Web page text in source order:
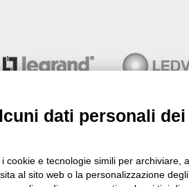
2013-2026 Stock Elettrico® S.r.l.
dati personali dei
cookie e tecnologie simili per archiviare,
al sito web o la personalizzazione degli